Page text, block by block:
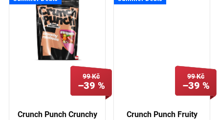
99 Kč
–39 %
Crunch Punch Crunchy
99 Kč
–39 %
Crunch Punch Fruity